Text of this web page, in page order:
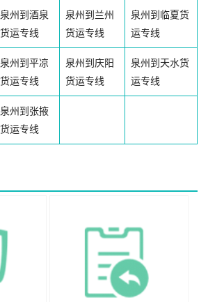
泉州到酒泉
货运专线
泉州到兰州
货运专线
泉州到临夏货
运专线
泉州到平凉
货运专线
泉州到庆阳
货运专线
泉州到天水货
运专线
泉州到张掖
货运专线